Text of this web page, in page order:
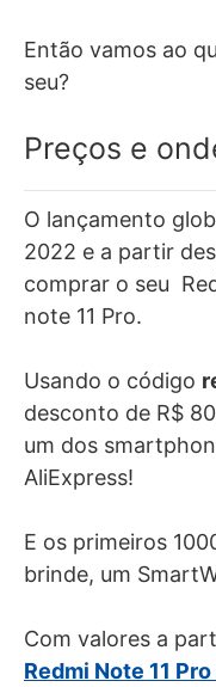
Então vamos ao
seu?
Preços e
O lançamento
2022 e a partir
comprar o seu
note 11 Pro.
Usando o código
desconto de R$
um dos
AliExpress!
E os primeiros
brinde, um
Com valores a
Redmi Note 11 Pro